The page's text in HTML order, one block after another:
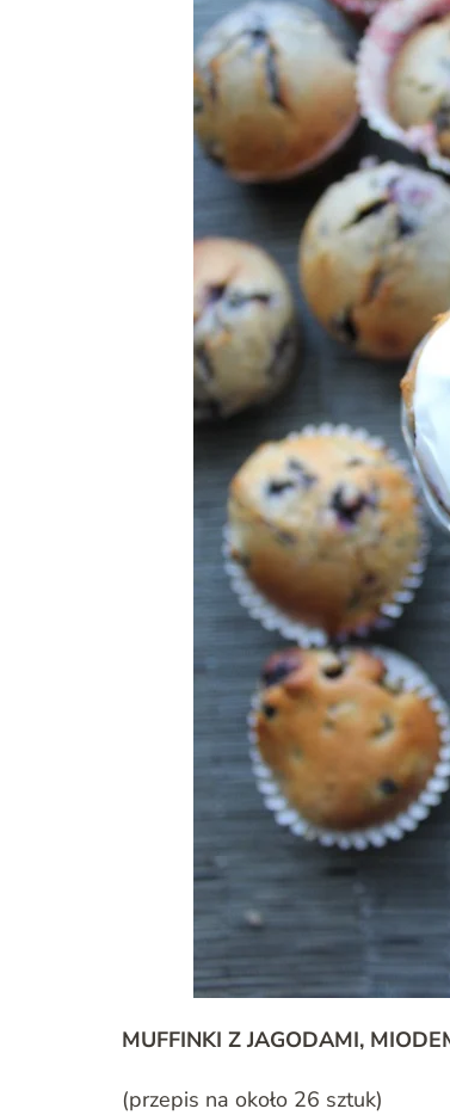
MUFFINKI Z JAGODAMI,
(przepis na około 26 sztuk)